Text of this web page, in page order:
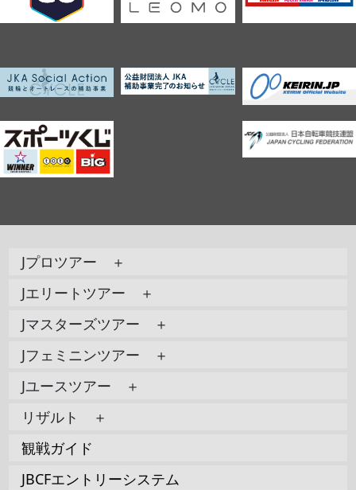
Jプロツアー ＋
Jエリートツアー ＋
Jマスターズツアー ＋
Jフェミニンツアー ＋
Jユースツアー ＋
リザルト ＋
観戦ガイド
JBCFエントリーシステム